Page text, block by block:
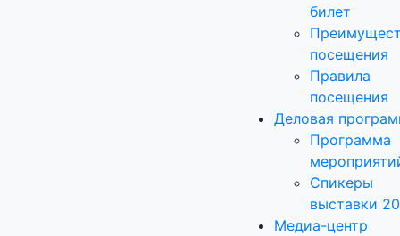
билет
посещения
Правила
посещения
Деловая
Программа
Спикеры
выставки
Медиа-центр